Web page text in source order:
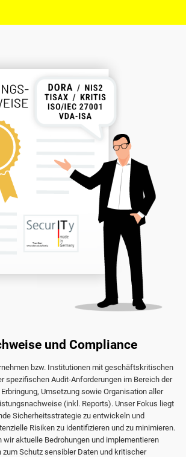
und Compliance
bzw. Institutionen mit geschäftskritischen
spezifischen Audit-Anforderungen im Bereich der
Umsetzung sowie Organisation aller
(inkl. Reports). Unser Fokus liegt
Sicherheitsstrategie zu entwickeln und
Risiken zu identifizieren und zu minimieren.
wir aktuelle Bedrohungen und implementieren
Schutz sensibler Daten und kritischer